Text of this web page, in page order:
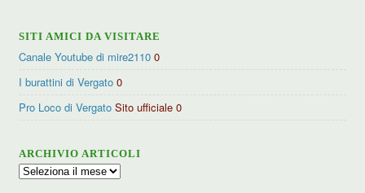
SITI AMICI DA VISITARE
Canale Youtube di mire2110 0
I burattini di Vergato 0
Pro Loco di Vergato Sito ufficiale 0
ARCHIVIO ARTICOLI
Archivio